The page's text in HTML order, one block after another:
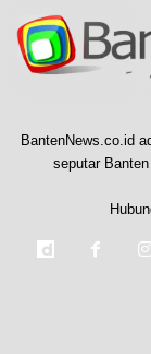
BantenNews.co.id
seputar